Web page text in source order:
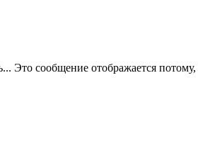
Это сообщение отображается